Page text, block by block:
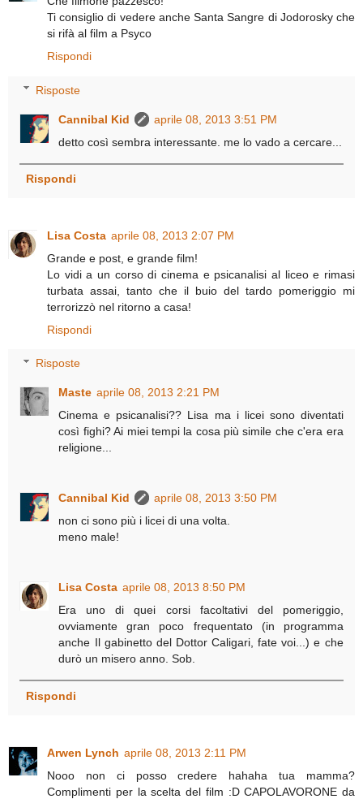
Ti consiglio di vedere anche Santa Sangre di Jodorosky che
si rifà al film a Psyco
Rispondi
Risposte
Cannibal Kid
aprile 08, 2013 3:51 PM
detto così sembra interessante. me lo vado a cercare...
Rispondi
Lisa Costa aprile 08, 2013 2:07 PM
Grande e post, e grande film!
Lo vidi a un corso di cinema e psicanalisi al liceo e rimasi
turbata assai, tanto che il buio del tardo pomeriggio mi
terrorizzò nel ritorno a casa!
Rispondi
Risposte
Maste aprile 08, 2013 2:21 PM
Cinema e psicanalisi?? Lisa ma i licei sono diventati
così fighi? Ai miei tempi la cosa più simile che c'era era
religione...
Cannibal Kid
aprile 08, 2013 3:50 PM
non ci sono più i licei di una volta.
meno male!
Lisa Costa aprile 08, 2013 8:50 PM
Era uno di quei corsi facoltativi del pomeriggio,
ovviamente gran poco frequentato (in programma
anche Il gabinetto del Dottor Caligari, fate voi...) e che
durò un misero anno. Sob.
Rispondi
Arwen Lynch aprile 08, 2013 2:11 PM
Nooo non ci posso credere hahaha tua mamma?
Complimenti per la scelta del film :D CAPOLAVORONE da